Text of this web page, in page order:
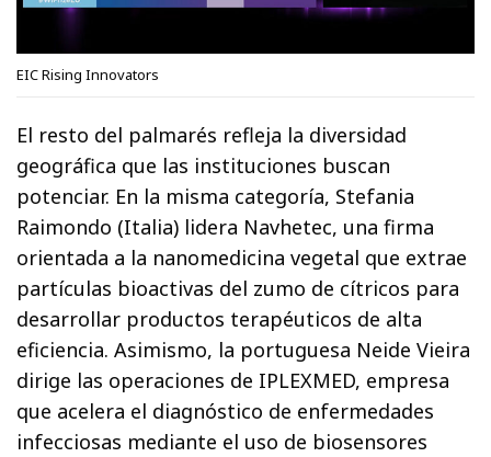
EIC Rising Innovators
El resto del palmarés refleja la diversidad
geográfica que las instituciones buscan
potenciar. En la misma categoría, Stefania
Raimondo (Italia) lidera Navhetec, una firma
orientada a la nanomedicina vegetal que extrae
partículas bioactivas del zumo de cítricos para
desarrollar productos terapéuticos de alta
eficiencia. Asimismo, la portuguesa Neide Vieira
dirige las operaciones de IPLEXMED, empresa
que acelera el diagnóstico de enfermedades
infecciosas mediante el uso de biosensores